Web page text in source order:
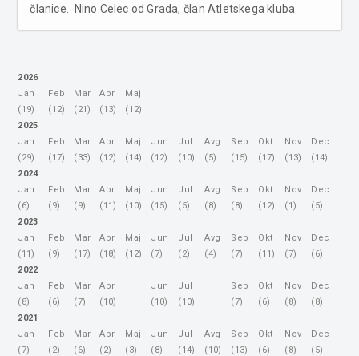
članice. Nino Celec od Grada, član Atletskega kluba
2026
Jan
(19)
Feb
(12)
Mar
(21)
Apr
(13)
Maj
(12)
2025
Jan
(29)
Feb
(17)
Mar
(33)
Apr
(12)
Maj
(14)
Jun
(12)
Jul
(10)
Avg
(5)
Sep
(15)
Okt
(17)
Nov
(13)
Dec
(14)
2024
Jan
(6)
Feb
(9)
Mar
(9)
Apr
(11)
Maj
(10)
Jun
(15)
Jul
(5)
Avg
(8)
Sep
(8)
Okt
(12)
Nov
(1)
Dec
(5)
2023
Jan
(11)
Feb
(9)
Mar
(17)
Apr
(18)
Maj
(12)
Jun
(7)
Jul
(2)
Avg
(4)
Sep
(7)
Okt
(11)
Nov
(7)
Dec
(6)
2022
Jan
(8)
Feb
(6)
Mar
(7)
Apr
(10)
Jun
(10)
Jul
(10)
Sep
(7)
Okt
(6)
Nov
(8)
Dec
(8)
2021
Jan
(7)
Feb
(2)
Mar
(6)
Apr
(2)
Maj
(3)
Jun
(8)
Jul
(14)
Avg
(10)
Sep
(13)
Okt
(6)
Nov
(8)
Dec
(5)